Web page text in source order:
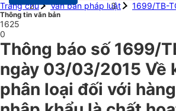
Trang chủ
Văn bản pháp luật 1699/TB-
Thông tin văn bản
1625
0
Thông báo số 1699/
ngày 03/03/2015 Về
phân loại đối với